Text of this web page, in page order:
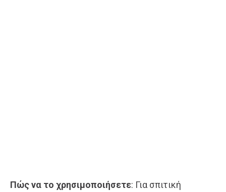
Πώς να το χρησιμοποιήσετε: Για σπιτική